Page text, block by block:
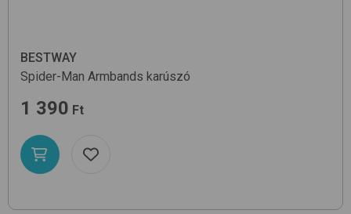
BESTWAY
Spider-Man Armbands karúszó
1 390 Ft